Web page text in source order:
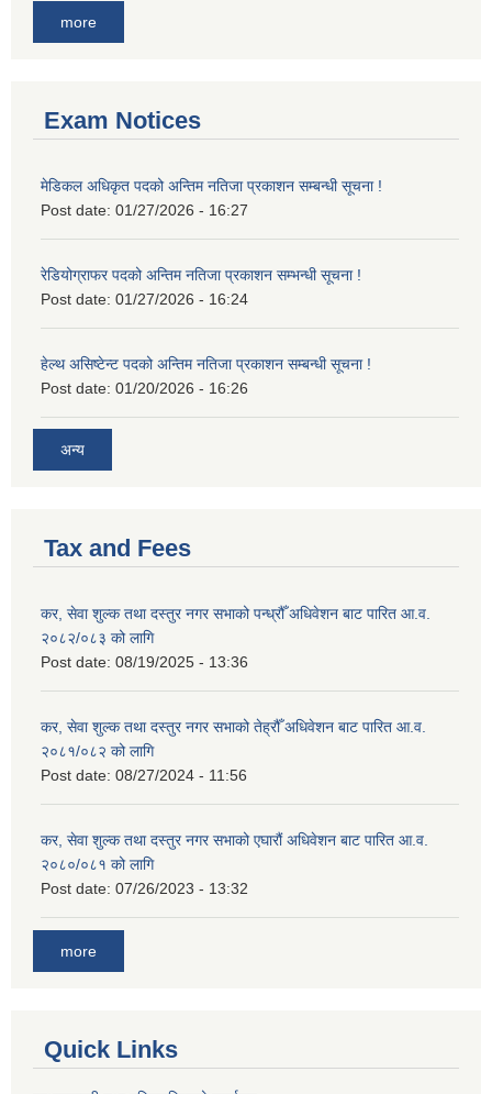
more
Exam Notices
मेडिकल अधिकृत पदको अन्तिम नतिजा प्रकाशन सम्बन्धी सूचना !
Post date: 01/27/2026 - 16:27
रेडियोग्राफर पदको अन्तिम नतिजा प्रकाशन सम्भन्धी सूचना !
Post date: 01/27/2026 - 16:24
हेल्थ असिष्टेन्ट पदको अन्तिम नतिजा प्रकाशन सम्बन्धी सूचना !
Post date: 01/20/2026 - 16:26
अन्य
Tax and Fees
कर, सेवा शुल्क तथा दस्तुर नगर सभाको पन्ध्रौँ अधिवेशन बाट पारित आ.व.
२०८२/०८३ को लागि
Post date: 08/19/2025 - 13:36
कर, सेवा शुल्क तथा दस्तुर नगर सभाको तेह्रौँ अधिवेशन बाट पारित आ.व.
२०८१/०८२ को लागि
Post date: 08/27/2024 - 11:56
कर, सेवा शुल्क तथा दस्तुर नगर सभाको एघारौं अधिवेशन बाट पारित आ.व.
२०८०/०८१ को लागि
Post date: 07/26/2023 - 13:32
more
Quick Links